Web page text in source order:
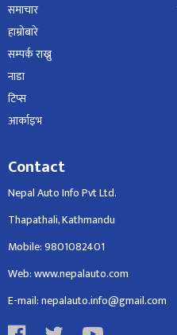
समाचार
हाम्रोबारे
सम्पर्क राख्नु
नाडा
टिप्स
आर्काइभ
Contact
Nepal Auto Info Pvt Ltd.
Thapathali, Kathmandu
Mobile: 9801082401
Web: www.nepalauto.com
E-mail: nepalauto.info@gmail.com